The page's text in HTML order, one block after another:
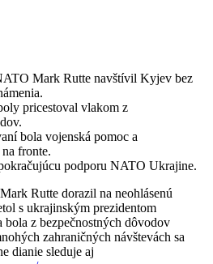
Mark Rutte navštívil Kyjev bez
pricestoval vlakom z
bola vojenská pomoc a
fronte.
podporu NATO Ukrajine.
Rutte dorazil na neohlásenú
s ukrajinským prezidentom
z bezpečnostných dôvodov
zahraničných návštevách sa
dianie sleduje aj